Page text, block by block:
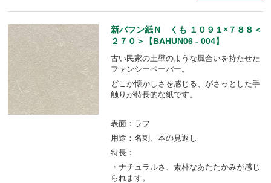
新バフン紙Ｎ くも １０９１×７８８＜
２７０＞【BAHUN06 - 004】
古い民家の土壁のような風合いを持たせた
ファンシーペーパー。
どこか懐かしさを感じる、がさっとした手
触りが特長的な紙です。
表面：ラフ
用途：名刺、本の見返し
特長：
・ナチュラルさ、素朴なあたたかみが感じ
られます。